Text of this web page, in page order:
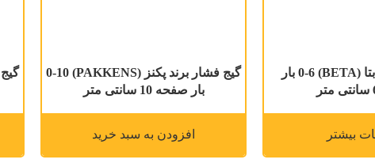
گیج فشار برند بتا (BETA) 0-6 بار
بیشتر
گیج فشار برند پکنز (PAKKENS) 0-10
بار صفحه 10 سانتی متر
افزودن به سبد خرید